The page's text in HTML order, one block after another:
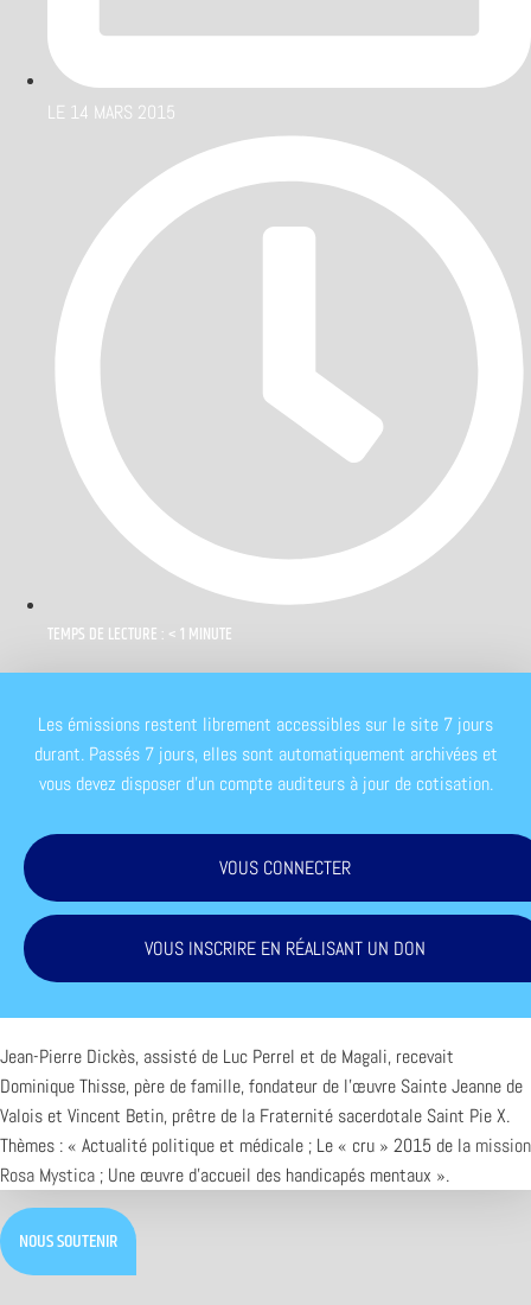
LE 14 MARS 2015
TEMPS DE LECTURE : < 1 MINUTE
Les émissions restent librement accessibles sur le site 7 jours
durant. Passés 7 jours, elles sont automatiquement archivées et
vous devez disposer d'un compte auditeurs à jour de cotisation.
VOUS CONNECTER
VOUS INSCRIRE EN RÉALISANT UN DON
Jean-Pierre Dickès, assisté de Luc Perrel et de Magali, recevait
Dominique Thisse, père de famille, fondateur de l’œuvre Sainte Jeanne de
Valois et Vincent Betin, prêtre de la Fraternité sacerdotale Saint Pie X.
Thèmes : « Actualité politique et médicale ; Le « cru » 2015 de la mission
Rosa Mystica ; Une œuvre d’accueil des handicapés mentaux ».
NOUS SOUTENIR